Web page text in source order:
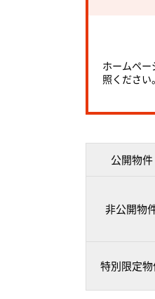
ホームペ
照ください
公開物件
非公開物
特別限定